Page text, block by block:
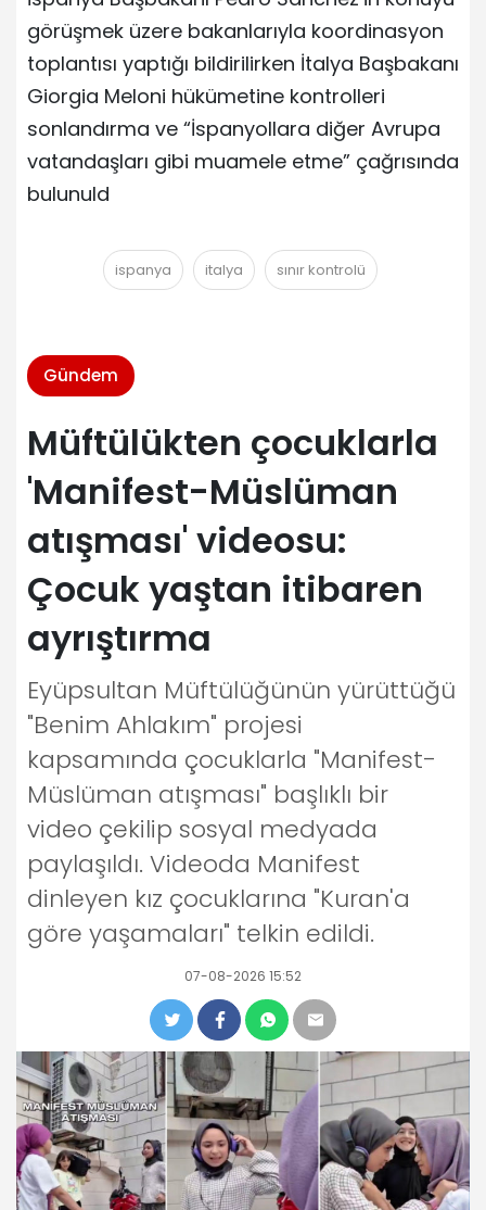
görüşmek üzere bakanlarıyla koordinasyon
toplantısı yaptığı bildirilirken İtalya Başbakanı
Giorgia Meloni hükümetine kontrolleri
sonlandırma ve “İspanyollara diğer Avrupa
vatandaşları gibi muamele etme” çağrısında
bulunuld
ispanya italya sınır kontrolü
Gündem
Müftülükten çocuklarla
'Manifest-Müslüman
atışması' videosu:
Çocuk yaştan itibaren
ayrıştırma
Eyüpsultan Müftülüğünün yürüttüğü
"Benim Ahlakım" projesi
kapsamında çocuklarla "Manifest-
Müslüman atışması" başlıklı bir
video çekilip sosyal medyada
paylaşıldı. Videoda Manifest
dinleyen kız çocuklarına "Kuran'a
göre yaşamaları" telkin edildi.
07-08-2026 15:52